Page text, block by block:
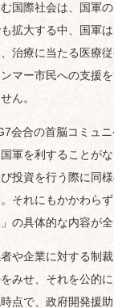
国際社会は、国軍
拡大する中、国軍
治療に当たる医療
マー市民への支援
ん。
合の首脳コミュニ
軍を利することが
投資を行う際に同
それにもかかわら
の具体的な内容が全
や企業に対する制
みせ、それを公的
点で、政府開発援